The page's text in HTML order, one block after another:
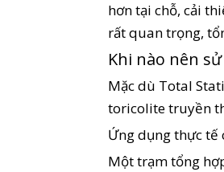
hơn tại chỗ, cải
rất quan trọng,
Khi nào nên
Mặc dù Total
toricolite truyền
Ứng dụng thực tế
Một trạm tổng